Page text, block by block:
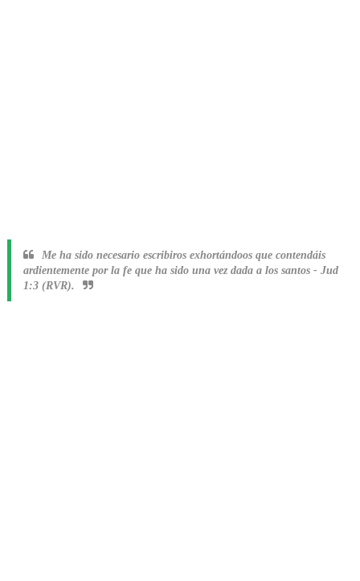
Me ha sido necesario escribiros exhortándoos que contendáis
ardientemente por la fe que ha sido una vez dada a los santos - Jud
1:3 (RVR).